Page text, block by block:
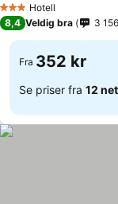
3 StjernerHotell
8,4 Veldig bra 3 156
Fra 352 kr
Se priser fra 12